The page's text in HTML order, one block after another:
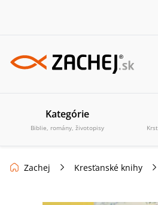
Kategórie
Biblie, romány, životopisy
Zachej Kresťanské knihy